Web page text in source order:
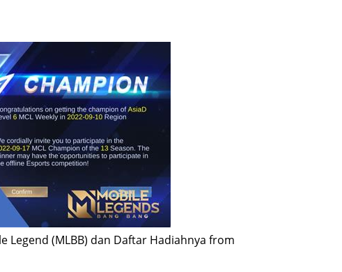
Legend (MLBB) dan Daftar Hadiahnya from